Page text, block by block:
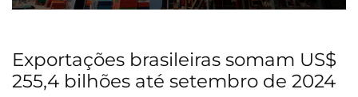
Exportações brasileiras somam US$
255,4 bilhões até setembro de 2024